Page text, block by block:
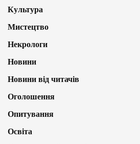
Культура
Мистецтво
Некрологи
Новини
Новини від читачів
Оголошення
Опитування
Освіта